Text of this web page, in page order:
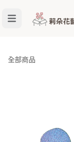
全部商品